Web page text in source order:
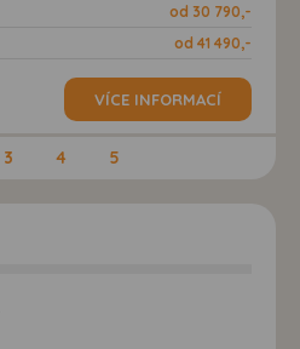
od 30 790,-
od 41 490,-
VÍCE INFORMACÍ
3 4 5